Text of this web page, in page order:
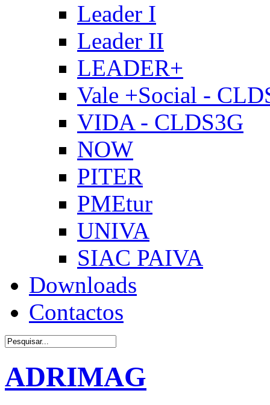
Leader I
Leader II
LEADER+
Vale +Social -
VIDA - CLDS3G
NOW
PITER
PMEtur
UNIVA
SIAC PAIVA
Downloads
Contactos
ADRIMAG